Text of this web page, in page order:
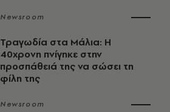
Newsroom
Τραγωδία στα Μάλια: Η
40χρονη πνίγηκε στην
προσπάθειά της να σώσει τη
φίλη της
Newsroom